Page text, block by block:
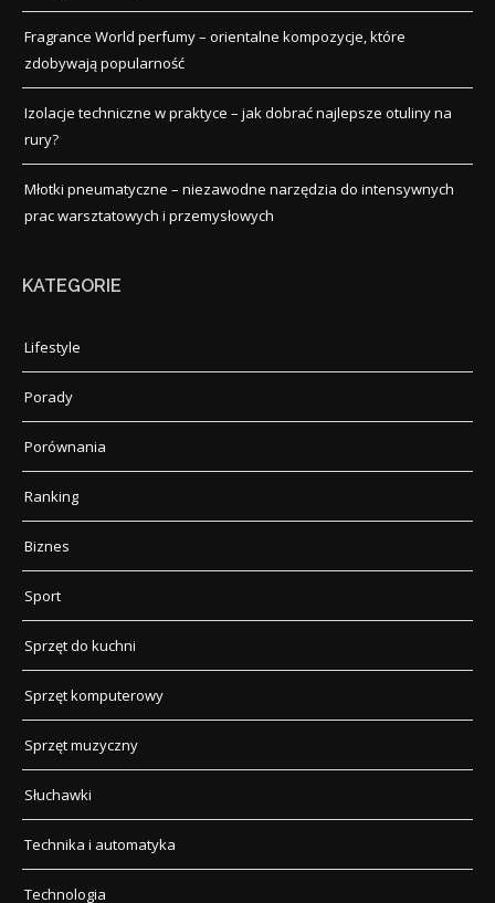
Fragrance World perfumy – orientalne kompozycje, które
zdobywają popularność
Izolacje techniczne w praktyce – jak dobrać najlepsze otuliny na
rury?
Młotki pneumatyczne – niezawodne narzędzia do intensywnych
prac warsztatowych i przemysłowych
KATEGORIE
Lifestyle
Porady
Porównania
Ranking
Biznes
Sport
Sprzęt do kuchni
Sprzęt komputerowy
Sprzęt muzyczny
Słuchawki
Technika i automatyka
Technologia